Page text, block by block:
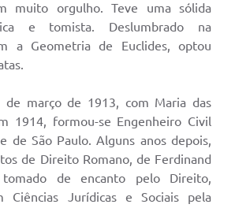
muito orgulho. Teve uma sólida
e tomista. Deslumbrado na
a Geometria de Euclides, optou
de março de 1913, com Maria das
1914, formou-se Engenheiro Civil
de São Paulo. Alguns anos depois,
de Direito Romano, de Ferdinand
de encanto pelo Direito,
Ciências Jurídicas e Sociais pela